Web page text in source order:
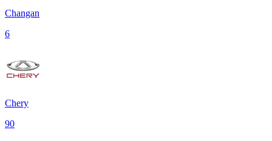
Changan
6
Chery
90